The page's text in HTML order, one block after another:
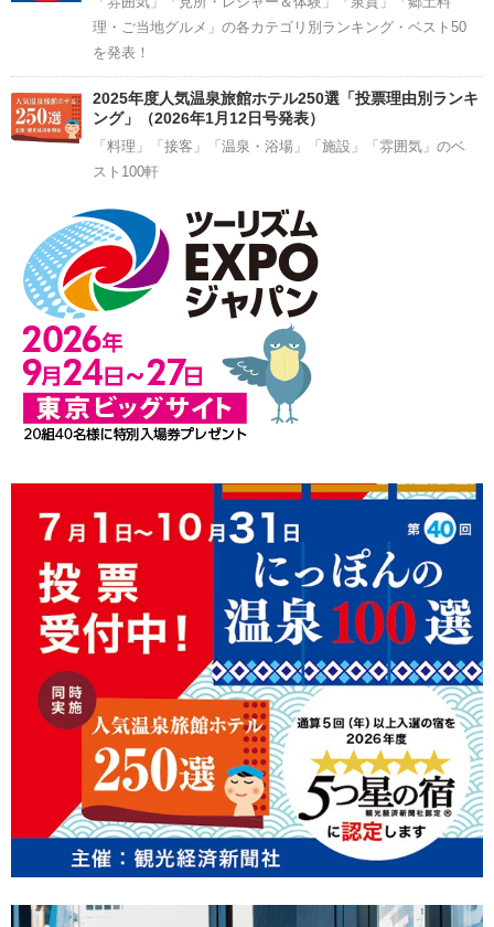
理・ご当地グルメ」の各カテゴリ別ランキング・ベスト50
を発表！
2025年度人気温泉旅館ホテル250選「投票理由別ランキ
ング」（2026年1月12日号発表）
「料理」「接客」「温泉・浴場」「施設」「雰囲気」のベ
スト100軒